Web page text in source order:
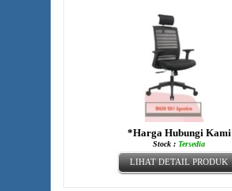
*Harga Hubungi Kami
Stock : Tersedia
LIHAT DETAIL PRODUK